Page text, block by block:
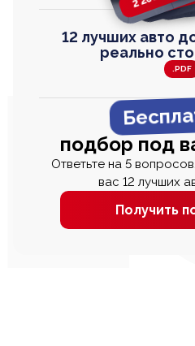
12 лучших авто
реально
.PDF
подбор под
Ответьте на 5
вас 12 лучших
Получить